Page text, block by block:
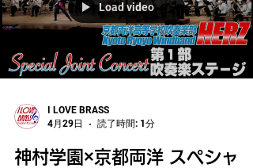
Load video
I LOVE BRASS
4月29日
読了時間: 1分
神村学園×京都両洋 スペシャ